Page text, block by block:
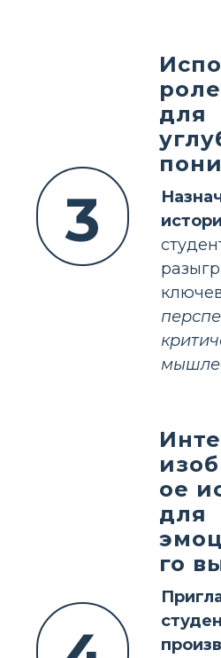
3
для
ое
для
го